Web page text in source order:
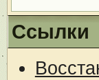
Ссылки